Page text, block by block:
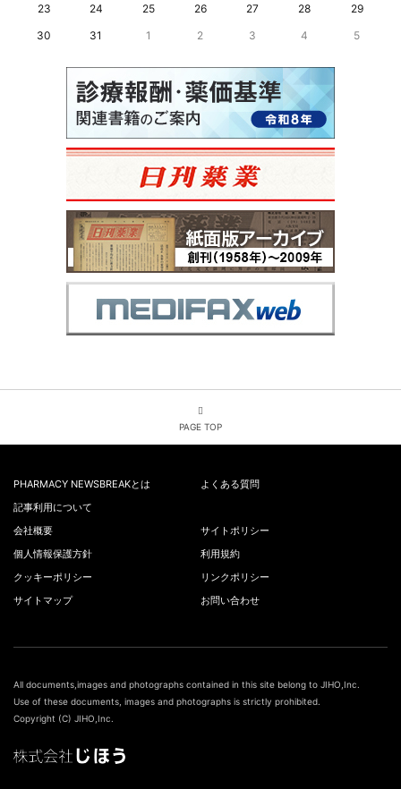
23
24 25 26 27 28
29
30
31 1 2 3 4 5
PAGE TOP
PHARMACY NEWSBREAKとは
よくある質問
記事利用について
会社概要
サイトポリシー
個人情報保護方針
利用規約
クッキーポリシー
リンクポリシー
サイトマップ
お問い合わせ
All documents,images and photographs contained in this site belong to JIHO,Inc.
Use of these documents, images and photographs is strictly prohibited.
Copyright (C) JIHO,Inc.